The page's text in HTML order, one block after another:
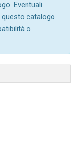
Eventuali
questo catalogo
o